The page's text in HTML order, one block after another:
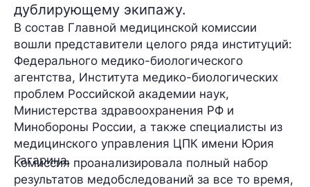
дублирующему экипажу.
В состав Главной медицинской комиссии
вошли представители целого ряда институций:
Федерального медико-биологического
агентства, Института медико-биологических
проблем Российской академии наук,
Министерства здравоохранения РФ и
Минобороны России, а также специалисты из
медицинского управления ЦПК имени Юрия
Гагарина.
Комиссия проанализировала полный набор
результатов медобследований за все то время,